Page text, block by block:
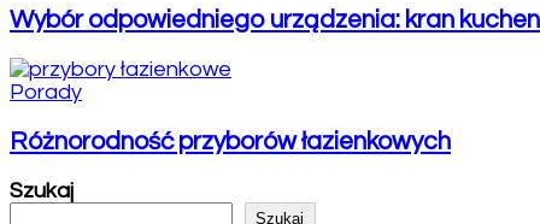
Wybór odpowiedniego urządzenia: kran
Porady
Różnorodność przyborów łazienkowych
Szukaj
Szukaj